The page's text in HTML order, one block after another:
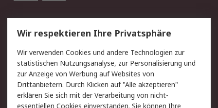
Service
Value Added Services
Lieferlösungen
Rücksendungen
Kontakt
Hilfe
Privatkunden
Rechtliches
Wir respektieren Ihre Privatsphäre
Wir verwenden Cookies und andere Technologien zur
statistischen Nutzungsanalyse, zur Personalisierung und
zur Anzeige von Werbung auf Websites von
Drittanbietern. Durch Klicken auf "Alle akzeptieren"
erklären Sie sich mit der Verarbeitung von nicht-
essentiellen Cookies einverstanden. Sie können Ihre